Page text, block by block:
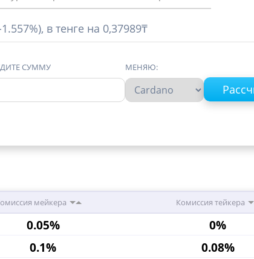
в тенге на 0,37989₸
СУММУ МЕНЯЮ:
мейкера Комиссия тейкера
0.05% 0%
0.1% 0.08%